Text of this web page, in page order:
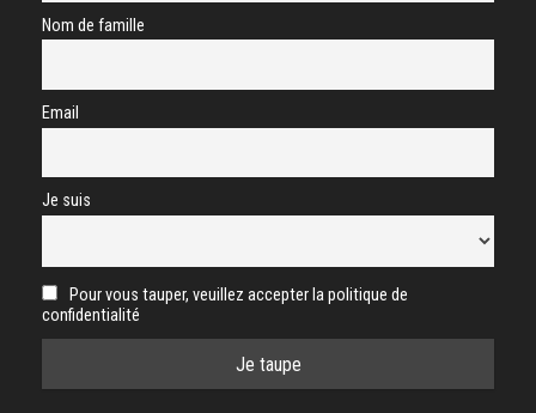
Nom de famille
Email
Je suis
Pour vous tauper, veuillez accepter la politique de
confidentialité